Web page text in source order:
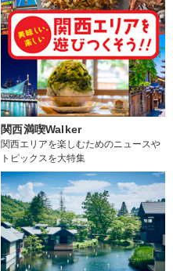
関西満喫Walker
関西エリアを楽しむためのニュースや
トピックスを大特集